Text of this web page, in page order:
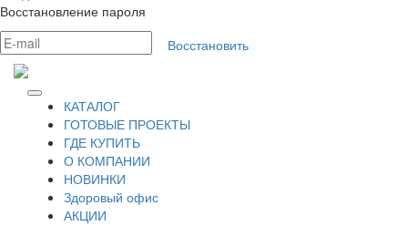
Восстановление пароля
Восстановить
КАТАЛОГ
ГОТОВЫЕ ПРОЕКТЫ
ГДЕ КУПИТЬ
О КОМПАНИИ
НОВИНКИ
Здоровый офис
АКЦИИ